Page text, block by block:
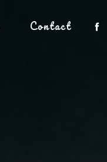
Contact